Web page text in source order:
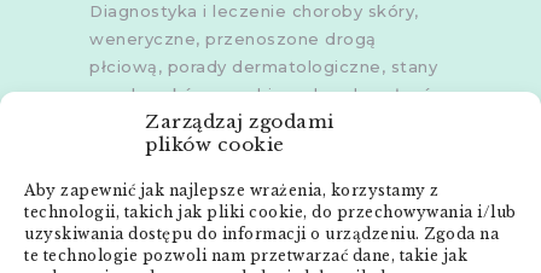
Zarządzaj zgodami
plików cookie
Aby zapewnić jak najlepsze wrażenia, korzystamy z
technologii, takich jak pliki cookie, do przechowywania i/lub
uzyskiwania dostępu do informacji o urządzeniu. Zgoda na
te technologie pozwoli nam przetwarzać dane, takie jak
Diagnostyka i leczenie choroby skóry,
weneryczne, przenoszone drogą
płciową, porady dermatologiczne, stany
zapalne skóry, grzybice, choroby włosów,
dermoskopia, trichoskopia, u dorosłych i
dzieci.
Gabinety wPoznaniu,Poznaniu -
Złotowska,Skórzewie,Środzie
WielkopolskiejiŚremie